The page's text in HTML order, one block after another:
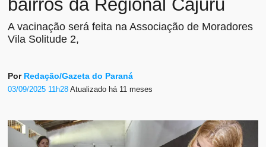
bairros da Regional Cajuru
A vacinação será feita na Associação de Moradores
Vila Solitude 2,
Por Redação/Gazeta do Paraná
03/09/2025 11h28Atualizado há 11 meses